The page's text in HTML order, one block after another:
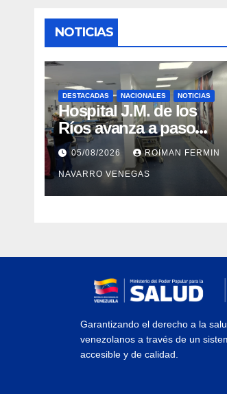
NOTICIAS
DESTACADAS NACIONALES NOTICIAS
Hospital J.M. de los
Ríos avanza a paso
firme en su
recuperación tras los
recientes eventos
sísmicos
05/08/2026 ROIMAN FERMIN
NAVARRO VENEGAS
Garantizando el derecho a la
venezolanos a través de un
accesible y de calidad.